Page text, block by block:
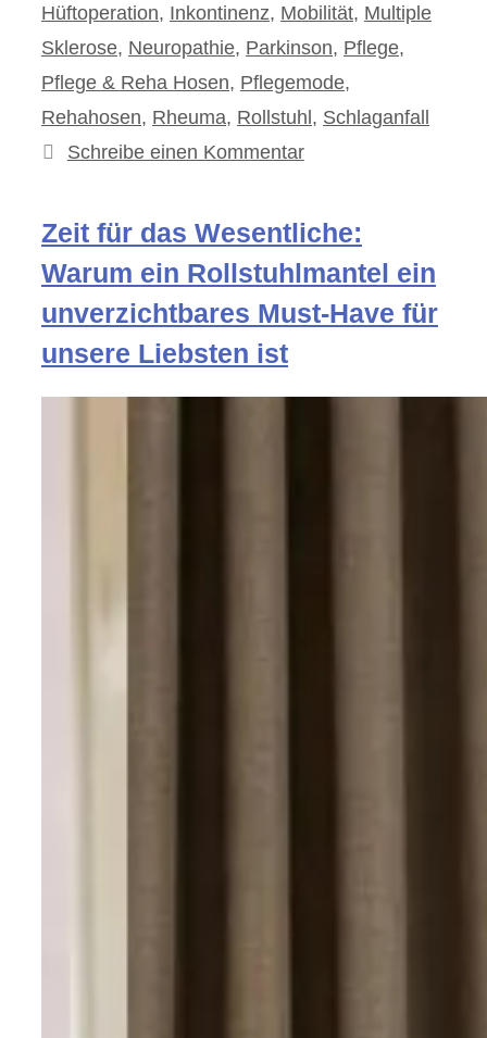
Hüftoperation, Inkontinenz, Mobilität, Multiple
Sklerose, Neuropathie, Parkinson, Pflege,
Pflege & Reha Hosen, Pflegemode,
Rehahosen, Rheuma, Rollstuhl, Schlaganfall
Schreibe einen Kommentar
Zeit für das Wesentliche:
Warum ein Rollstuhlmantel ein
unverzichtbares Must-Have für
unsere Liebsten ist